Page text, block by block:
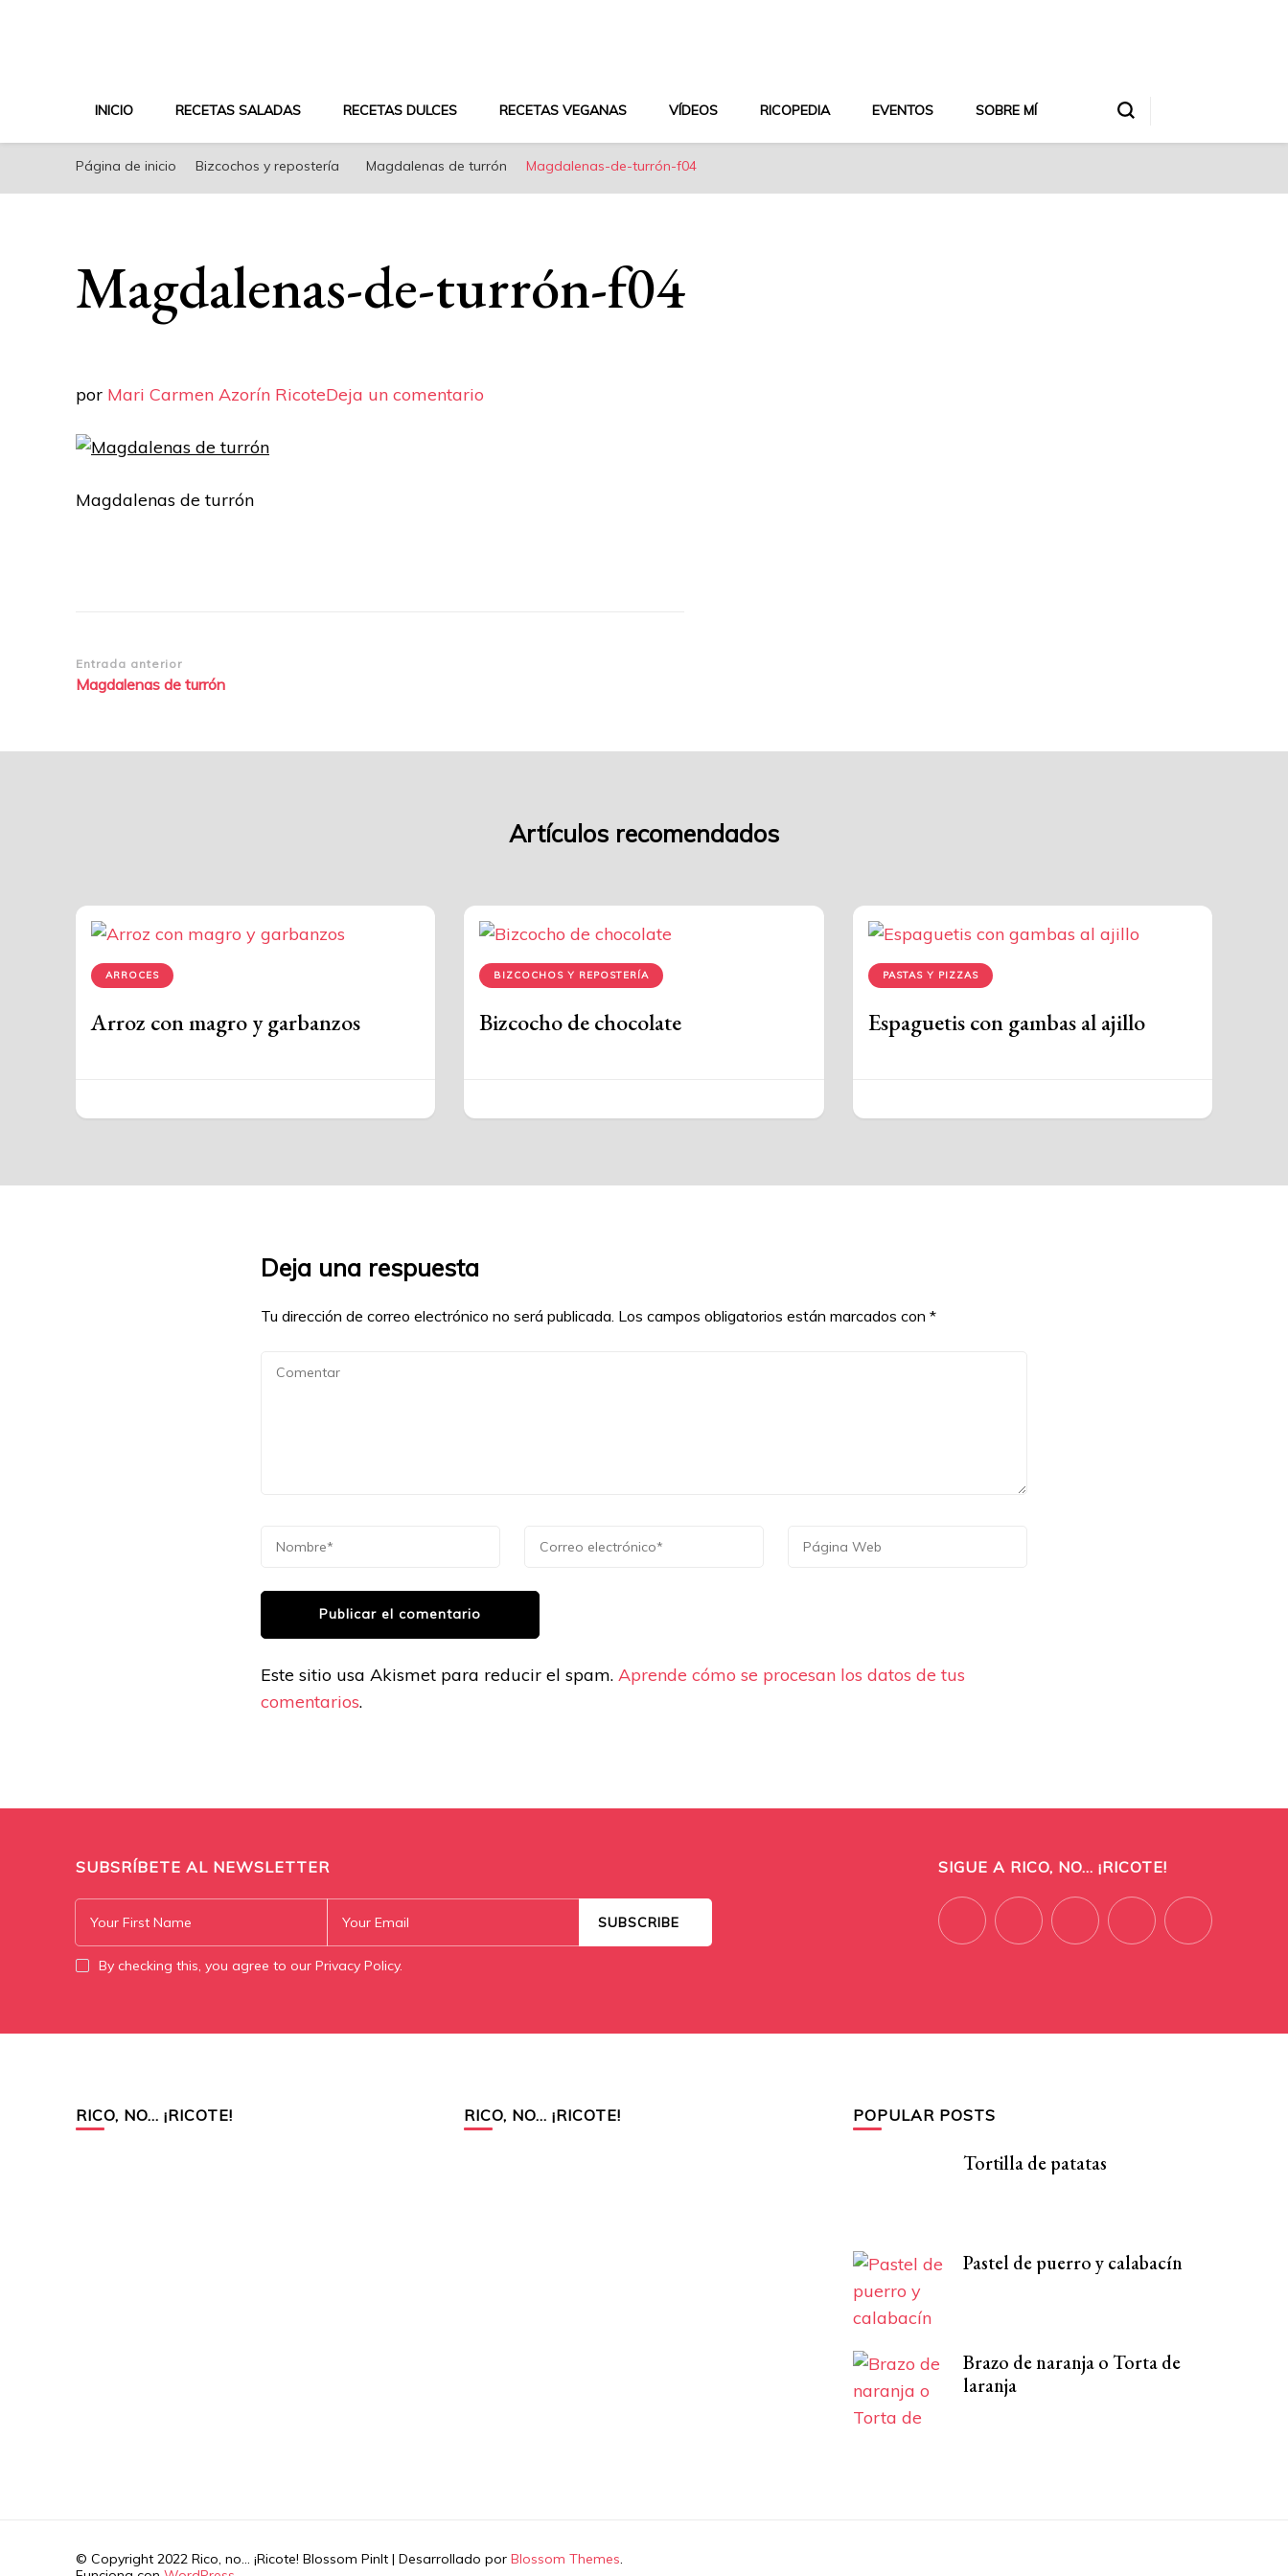
INICIO RECETAS SALADAS RECETAS DULCES RECETAS VEGANAS VÍDEOS RICOPEDIA EVENTOS SOBRE MÍ
Página de inicio Bizcochos y repostería Magdalenas de turrón Magdalenas-de-turrón-f04
Magdalenas-de-turrón-f04
por Mari Carmen Azorín RicoteDeja un comentario
Magdalenas de turrón
Navegación
de
Entrada anterior
Magdalenas de turrón
Artículos recomendados
ARROCES
Arroz con magro y garbanzos
BIZCOCHOS Y REPOSTERÍA
Bizcocho de chocolate
PASTAS Y PIZZAS
Espaguetis con gambas al ajillo
Deja una respuesta
Tu dirección de correo electrónico no será publicada. Los campos obligatorios están marcados con *
Este sitio usa Akismet para reducir el spam. Aprende cómo se procesan los datos de tus
comentarios.
SUBSRÍBETE AL NEWSLETTER
By checking this, you agree to our Privacy Policy.
SIGUE A RICO, NO... ¡RICOTE!
RICO, NO… ¡RICOTE! RICO, NO… ¡RICOTE! POPULAR POSTS
Tortilla de patatas
Pastel de puerro y calabacín
Brazo de naranja o Torta de
laranja
© Copyright 2022 Rico, no... ¡Ricote! Blossom PinIt | Desarrollado por Blossom Themes.